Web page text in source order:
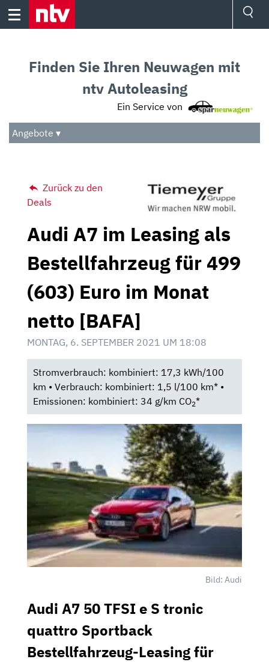
Skip
Audio
Das Beste
Finden Sie Ihren Neuwagen mit
ntv Autoleasing
Ein Service von
Angebote ▾
Zurück zu den
Deals
Audi A7 im Leasing als
Bestellfahrzeug für 499
(603) Euro im Monat
netto [BAFA]
MONTAG, 6. SEPTEMBER 2021 UM 18:08
Stromverbrauch: kombiniert: 17,3 kWh/100
km • Verbrauch: kombiniert: 1,5 l/100 km* •
Emissionen: kombiniert: 34 g/km CO2*
Bild: Audi
Audi A7 50 TFSI e S tronic
quattro Sportback
Bestellfahrzeug-Leasing für